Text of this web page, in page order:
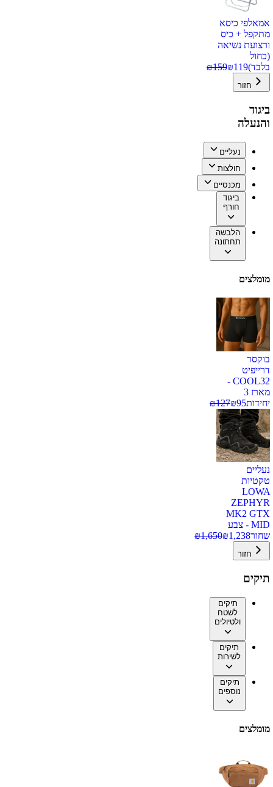
אמאלפי כיסא
מתקפל + כיס
ורצועת נשיאה
(כחול
בלבד)
₪119
₪159
חזור
ביגוד
והנעלה
נעליים
חולצות
מכנסיים
ביגוד
חורף
הלבשה
תחתונה
מומלצים
בוקסר
דרייפיט
COOL32 -
מארז 3
יחידות
₪95
₪127
נעליים
טקטיות
LOWA
ZEPHYR
MK2 GTX
MID - צבע
שחור
₪1,238
₪1,650
חזור
תיקים
תיקים
לשטח
ולטיולים
תיקים
לשירות
תיקים
נוספים
מומלצים